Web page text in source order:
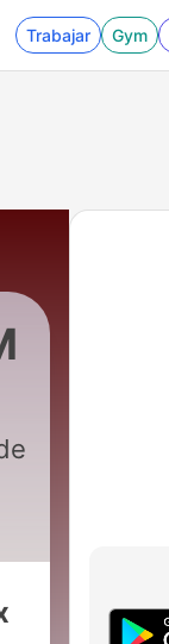
Trabajar Gym